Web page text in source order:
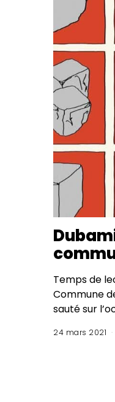
Temps de
Commune
sauté sur
24 mars 2021